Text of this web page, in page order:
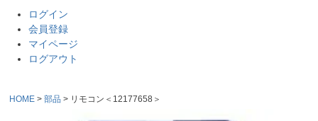
ログイン
会員登録
マイページ
ログアウト
HOME 部品 リモコン＜12177658＞